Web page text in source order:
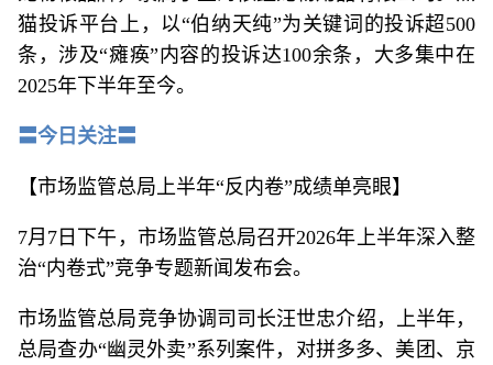
猫投诉平台上，以“伯纳天纯”为关键词的投诉超500
条，涉及“瘫痪”内容的投诉达100余条，大多集中在
2025年下半年至今。
〓今日关注〓
【市场监管总局上半年“反内卷”成绩单亮眼】
7月7日下午，市场监管总局召开2026年上半年深入整
治“内卷式”竞争专题新闻发布会。
市场监管总局竞争协调司司长汪世忠介绍，上半年，
总局查办“幽灵外卖”系列案件，对拼多多、美团、京